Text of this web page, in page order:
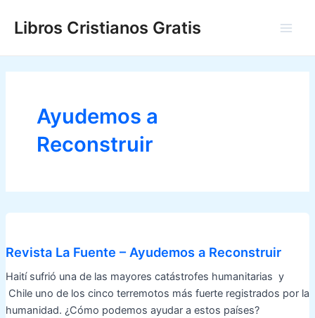
Libros Cristianos Gratis
Ayudemos a
Reconstruir
Revista La Fuente – Ayudemos a Reconstruir
Haití sufrió una de las mayores catástrofes humanitarias y
Chile uno de los cinco terremotos más fuerte registrados por la
humanidad. ¿Cómo podemos ayudar a estos países?